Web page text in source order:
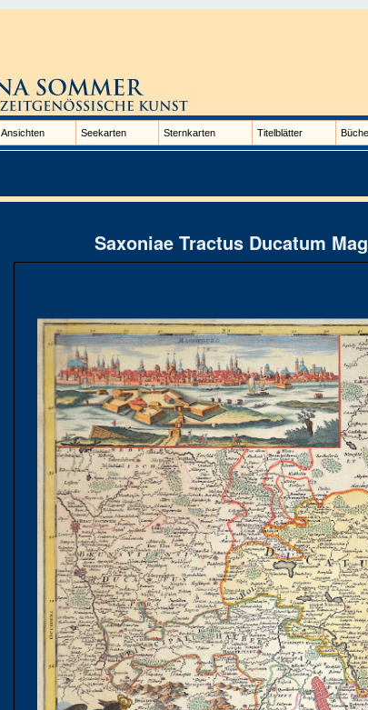
Ansichten Seekarten Sternkarten Titelblätter
Saxoniae Tractus Ducatum